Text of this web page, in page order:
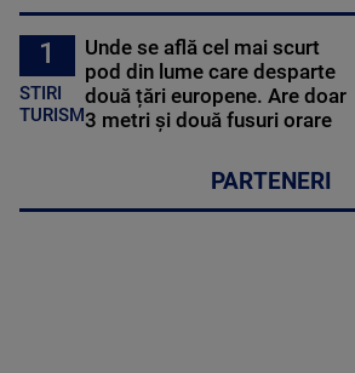
1
STIRI
TURISM
Unde se află cel mai scurt
pod din lume care desparte
două țări europene. Are doar
3 metri și două fusuri orare
PARTENERI